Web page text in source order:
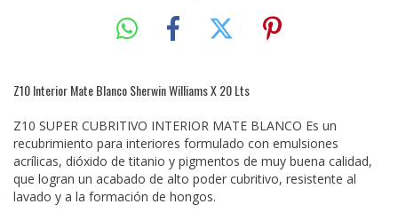
Z10 Interior Mate Blanco Sherwin Williams X 20 Lts
Z10 SUPER CUBRITIVO INTERIOR MATE BLANCO Es un
recubrimiento para interiores formulado con emulsiones
acrílicas, dióxido de titanio y pigmentos de muy buena calidad,
que logran un acabado de alto poder cubritivo, resistente al
lavado y a la formación de hongos.